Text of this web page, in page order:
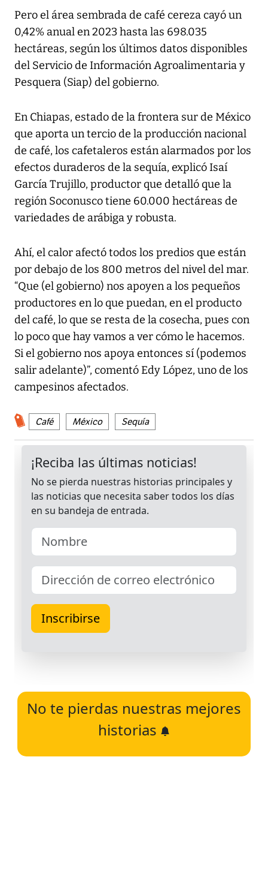
Pero el área sembrada de café cereza cayó un
0,42% anual en 2023 hasta las 698.035
hectáreas, según los últimos datos disponibles
del Servicio de Información Agroalimentaria y
Pesquera (Siap) del gobierno.
En Chiapas, estado de la frontera sur de México
que aporta un tercio de la producción nacional
de café, los cafetaleros están alarmados por los
efectos duraderos de la sequía, explicó Isaí
García Trujillo, productor que detalló que la
región Soconusco tiene 60.000 hectáreas de
variedades de arábiga y robusta.
Ahí, el calor afectó todos los predios que están
por debajo de los 800 metros del nivel del mar.
“Que (el gobierno) nos apoyen a los pequeños
productores en lo que puedan, en el producto
del café, lo que se resta de la cosecha, pues con
lo poco que hay vamos a ver cómo le hacemos.
Si el gobierno nos apoya entonces sí (podemos
salir adelante)”, comentó Edy López, uno de los
campesinos afectados.
Café México Sequía
No te pierdas nuestras mejores
historias